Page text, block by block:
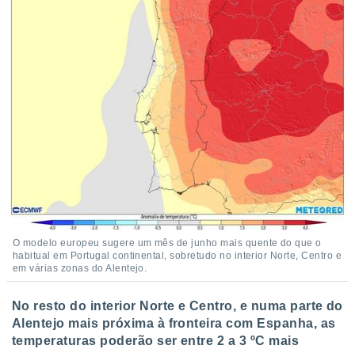
dos
de
ou
de dados
e melhorar
dados
O modelo europeu sugere um mês de junho mais quente do que o
habitual em Portugal continental, sobretudo no interior Norte, Centro e
em várias zonas do Alentejo.
No resto do interior Norte e Centro, e numa parte do
Alentejo mais próxima à fronteira com Espanha, as
temperaturas poderão ser entre 2 a 3 ºC mais